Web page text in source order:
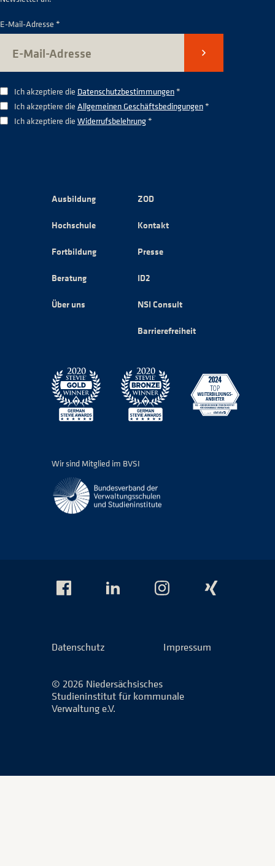
E-Mail-Adresse *
Senden
Ich akzeptiere die Datenschutzbestimmungen*
Ich akzeptiere die Allgemeinen Geschäftsbedingungen*
Ich akzeptiere die Widerrufsbelehrung*
Ausbildung
Hochschule
Fortbildung
Beratung
Über uns
ZOD
Kontakt
Presse
ID2
NSI Consult
Barrierefreiheit
Wir sind Mitglied im BVSI
Das
Das
Das
Das
© 2026 Niedersächsisches
Studieninstitut für kommunale
Verwaltung e.V.
Datenschutz Impressum